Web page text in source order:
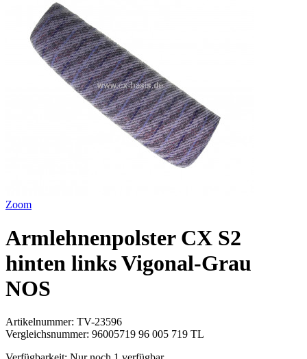
Zoom
Armlehnenpolster CX S2
hinten links Vigonal-Grau
NOS
Artikelnummer: TV-23596
Vergleichsnummer: 96005719 96 005 719 TL